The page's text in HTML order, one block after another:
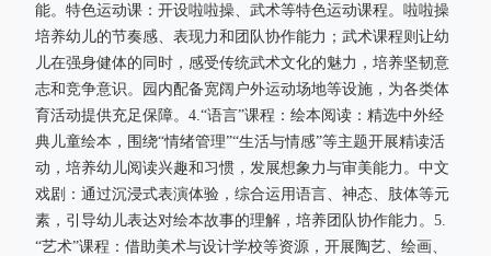
能。特色运动课：开设啦啦操、武术等特色运动课程。啦啦操
培养幼儿的节奏感、表现力和团队协作能力；武术课程则让幼
儿在强身健体的同时，感受传统武术文化的魅力，培养坚韧意
志和竞争意识。园内配备宽阔户外运动场地等设施，为各类体
育活动提供充足保障。4.“语言”课程：绘本阅读：精选中外经
典儿童绘本，围绕“情绪管理”“生活与情感”等主题开展精读活
动，培养幼儿阅读兴趣和习惯，发展想象力与审美能力。中文
戏剧：通过沉浸式表演体验，综合运用语言、神态、肢体等元
素，引导幼儿表达对绘本故事的理解，培养团队协作能力。5.
“艺术”课程：借助美术与设计学校等资源，开展陶艺、绘画、